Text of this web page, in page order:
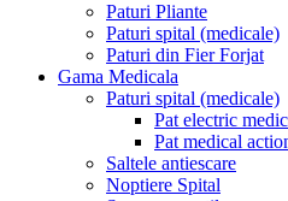
Paturi Pliante
Paturi spital (medicale)
Paturi din Fier Forjat
Gama Medicala
Paturi spital (medicale)
Pat electric
Pat medical
Saltele antiescare
Noptiere Spital